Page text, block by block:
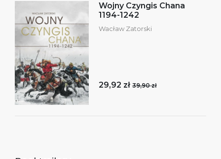
Wojny Czyngis Chana
1194-1242
Wacław Zatorski
29,92 zł 39,90 zł